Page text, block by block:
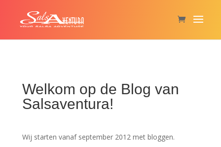
Welkom op de Blog van
Salsaventura!
Wij starten vanaf september 2012 met bloggen.